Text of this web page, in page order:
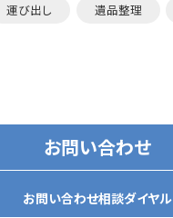
運び出し 遺品整理
お問い合わせ
お問い合わせ相談ダイヤル